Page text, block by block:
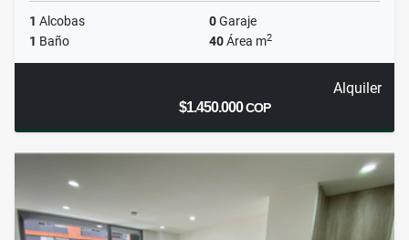
1 Alcobas 0Garaje
1 Baño 40Área m2
Alquiler
$1.450.000COP